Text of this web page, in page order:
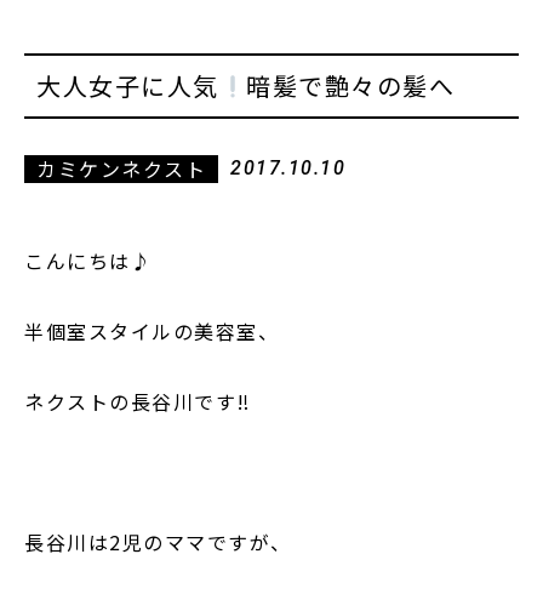
大人女子に人気 暗髪で艶々の髪へ
カミケンネクスト 2017.10.10
こんにちは♪
半個室スタイルの美容室、
ネクストの長谷川です‼︎
長谷川は2児のママですが、